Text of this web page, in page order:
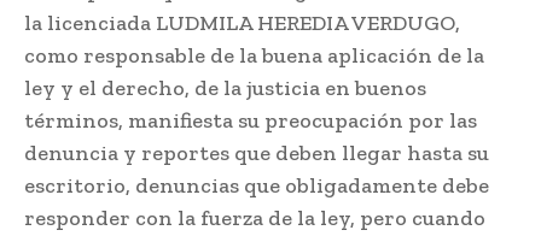
la licenciada LUDMILA HEREDIA VERDUGO,
como responsable de la buena aplicación de la
ley y el derecho, de la justicia en buenos
términos, manifiesta su preocupación por las
denuncia y reportes que deben llegar hasta su
escritorio, denuncias que obligadamente debe
responder con la fuerza de la ley, pero cuando